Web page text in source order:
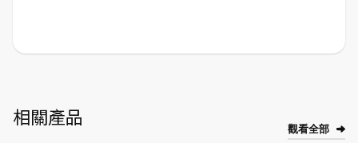
相關產品 觀看全部